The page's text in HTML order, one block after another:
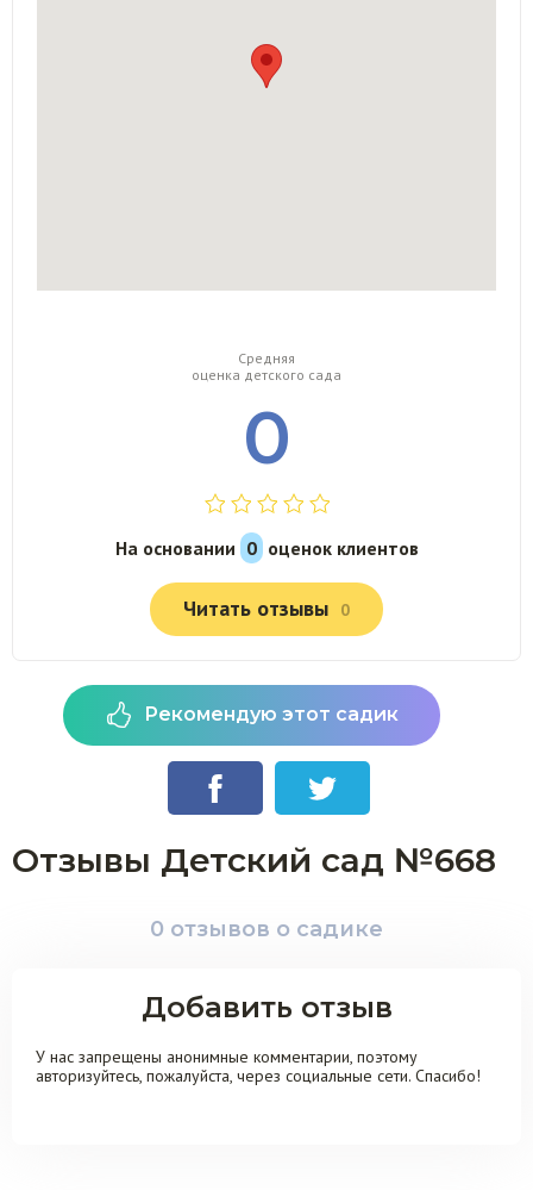
Средняя
оценка детского сада
0
На основании 0 оценок клиентов
Читать отзывы 0
Рекомендую этот садик
Отзывы Детский сад №668
0 отзывов о садике
Добавить отзыв
У нас запрещены анонимные комментарии, поэтому
авторизуйтесь, пожалуйста, через социальные сети. Спасибо!